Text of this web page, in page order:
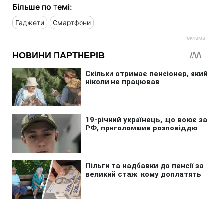
Більше по темі:
Гаджети Смартфони